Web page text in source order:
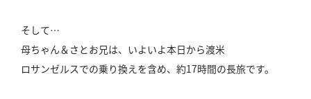
そして…
母ちゃん＆さとお兄は、いよいよ本日から渡米
ロサンゼルスでの乗り換えを含め、約17時間の長旅です。